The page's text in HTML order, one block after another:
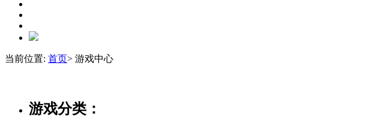
当前位置: 首页> 游戏中心
游戏分类：